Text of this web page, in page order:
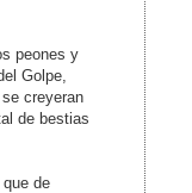
peones y
Golpe,
creyeran
de bestias
de